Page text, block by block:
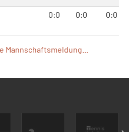
0:0 0:0 0:0